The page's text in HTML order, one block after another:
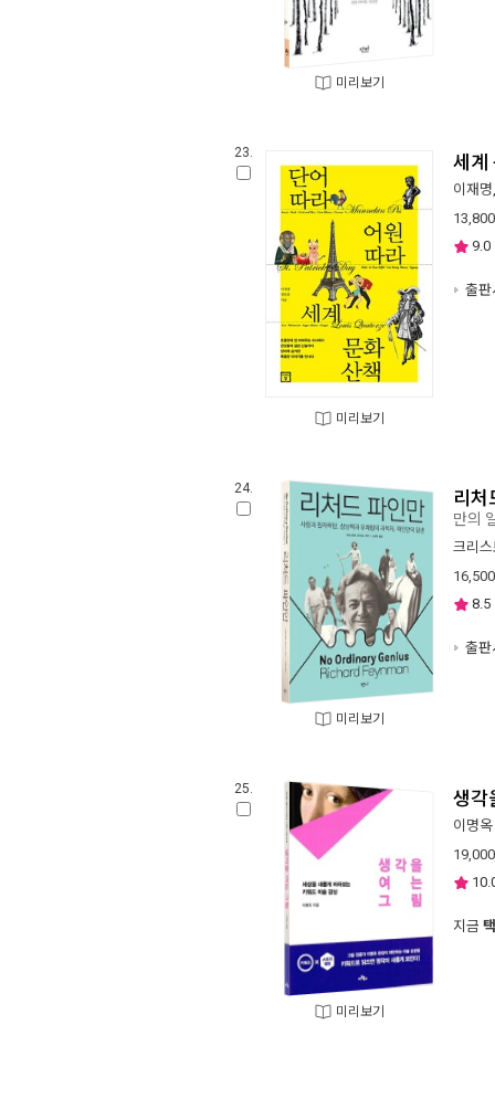
미리보기
23.
미리보기
세계
이재명
13,800
9.0
출판
24.
미리보기
리처
만의
크리
16,500
8.5
출판
25.
미리보기
생각
이명옥
19,000
지금